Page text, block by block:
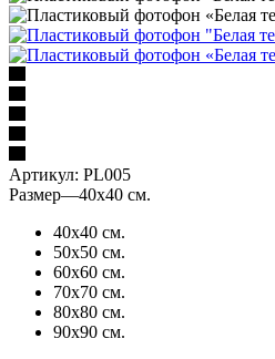
Артикул: PL005
Размер—40х40 см.
40х40 см.
50х50 см.
60х60 см.
70х70 см.
80х80 см.
90х90 см.